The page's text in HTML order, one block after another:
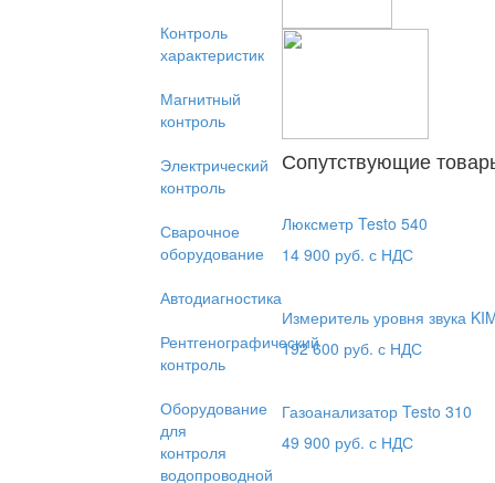
Контроль
характеристик
Магнитный
контроль
Электрический
контроль
Сварочное
оборудование
Автодиагностика
Рентгенографический
контроль
Оборудование
для
контроля
водопроводной
Сопутствующие
Люксметр Testo 540
14 900 руб. с НДС
Измеритель уровня звука
192 600 руб. с НДС
Газоанализатор Testo 310
49 900 руб. с НДС